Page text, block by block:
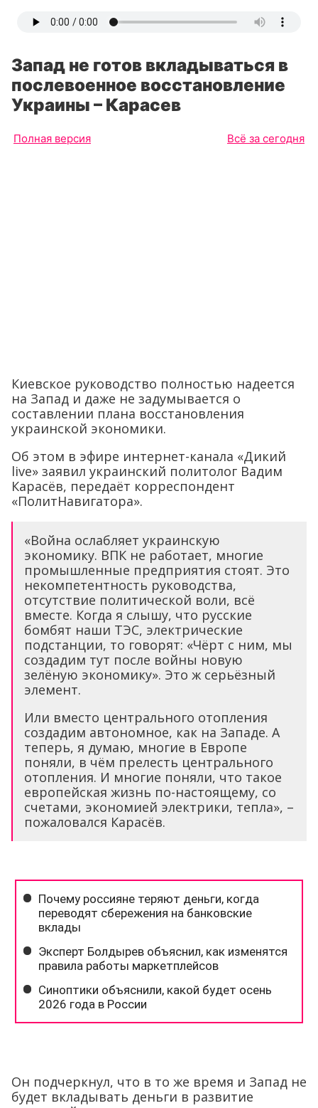
Запад не готов вкладываться в
послевоенное восстановление
Украины – Карасев
Полная версия Всё за сегодня
Киевское руководство полностью надеется
на Запад и даже не задумывается о
составлении плана восстановления
украинской экономики.
Об этом в эфире интернет-канала «Дикий
live» заявил украинский политолог Вадим
Карасёв, передаёт корреспондент
«ПолитНавигатора».
«Война ослабляет украинскую
экономику. ВПК не работает, многие
промышленные предприятия стоят. Это
некомпетентность руководства,
отсутствие политической воли, всё
вместе. Когда я слышу, что русские
бомбят наши ТЭС, электрические
подстанции, то говорят: «Чёрт с ним, мы
создадим тут после войны новую
зелёную экономику». Это ж серьёзный
элемент.
Или вместо центрального отопления
создадим автономное, как на Западе. А
теперь, я думаю, многие в Европе
поняли, в чём прелесть центрального
отопления. И многие поняли, что такое
европейская жизнь по-настоящему, со
счетами, экономией электрики, тепла», –
пожаловался Карасёв.
Он подчеркнул, что в то же время и Запад не
будет вкладывать деньги в развитие